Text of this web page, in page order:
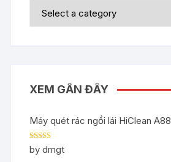
XEM GẦN ĐÂY
Máy quét rác ngồi lái HiClean A88
Rated5out
of 5
by dmgt